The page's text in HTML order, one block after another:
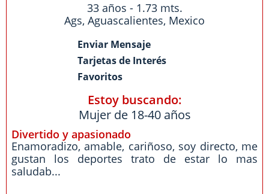
33 años - 1.73 mts.
Ags, Aguascalientes, Mexico
Enviar Mensaje
Tarjetas de Interés
Favoritos
Estoy buscando:
Mujer de 18-40 años
Divertido y apasionado
Enamoradizo, amable, cariñoso, soy directo, me
gustan los deportes trato de estar lo mas
saludab...